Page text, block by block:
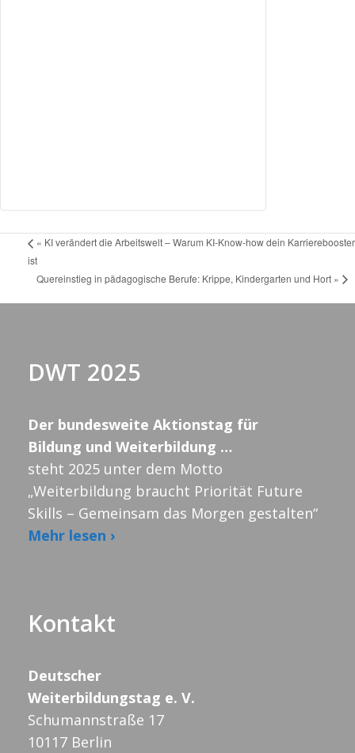
« KI verändert die Arbeitswelt – Warum KI-Know-how dein Karrierebooster
ist
Quereinstieg in pädagogische Berufe: Krippe, Kindergarten und Hort »
DWT 2025
Der bundesweite Aktionstag für
Bildung und Weiterbildung …
steht 2025 unter dem Motto
„Weiterbildung braucht Priorität Future
Skills – Gemeinsam das Morgen gestalten“
Mehr lesen ›
Kontakt
Deutscher
Weiterbildungstag e. V.
Schumannstraße 17
10117 Berlin